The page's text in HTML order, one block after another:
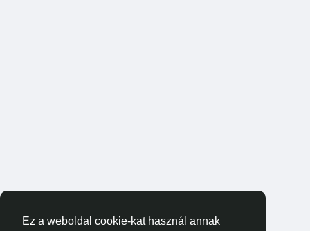
Ez a weboldal cookie-kat használ annak